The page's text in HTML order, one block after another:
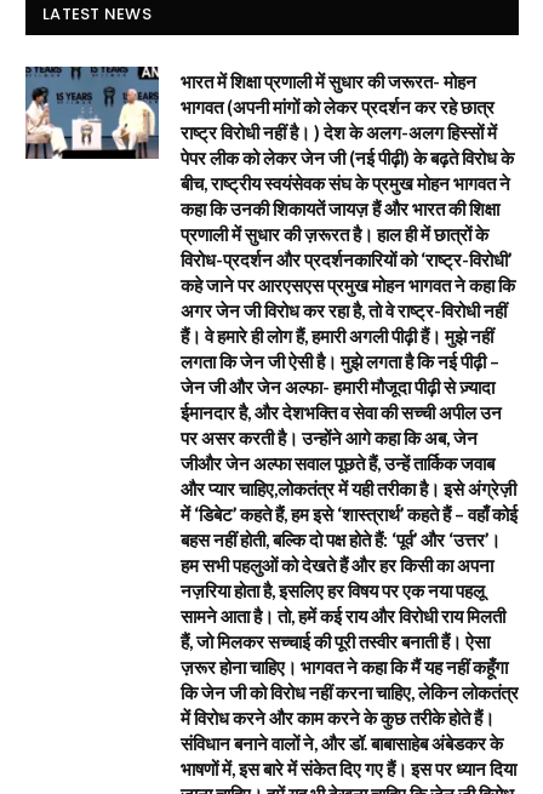
LATEST NEWS
भारत में शिक्षा प्रणाली में सुधार की जरूरत- मोहन
भागवत (अपनी मांगों को लेकर प्रदर्शन कर रहे छात्र
राष्ट्र विरोधी नहीं है। ) देश के अलग-अलग हिस्सों में
पेपर लीक को लेकर जेन जी (नई पीढ़ी) के बढ़ते विरोध के
बीच, राष्ट्रीय स्वयंसेवक संघ के प्रमुख मोहन भागवत ने
कहा कि उनकी शिकायतें जायज़ हैं और भारत की शिक्षा
प्रणाली में सुधार की ज़रूरत है। हाल ही में छात्रों के
विरोध-प्रदर्शन और प्रदर्शनकारियों को ‘राष्ट्र-विरोधी’
कहे जाने पर आरएसएस प्रमुख मोहन भागवत ने कहा कि
अगर जेन जी विरोध कर रहा है, तो वे राष्ट्र-विरोधी नहीं
हैं। वे हमारे ही लोग हैं, हमारी अगली पीढ़ी हैं। मुझे नहीं
लगता कि जेन जी ऐसी है। मुझे लगता है कि नई पीढ़ी –
जेन जी और जेन अल्फा- हमारी मौजूदा पीढ़ी से ज़्यादा
ईमानदार है, और देशभक्ति व सेवा की सच्ची अपील उन
पर असर करती है। उन्होंने आगे कहा कि अब, जेन
जीऔर जेन अल्फा सवाल पूछते हैं, उन्हें तार्किक जवाब
और प्यार चाहिए,लोकतंत्र में यही तरीका है। इसे अंग्रेज़ी
में ‘डिबेट’ कहते हैं, हम इसे ‘शास्त्रार्थ’ कहते हैं – वहाँ कोई
बहस नहीं होती, बल्कि दो पक्ष होते हैं: ‘पूर्व’ और ‘उत्तर’।
हम सभी पहलुओं को देखते हैं और हर किसी का अपना
नज़रिया होता है, इसलिए हर विषय पर एक नया पहलू
सामने आता है। तो, हमें कई राय और विरोधी राय मिलती
हैं, जो मिलकर सच्चाई की पूरी तस्वीर बनाती हैं। ऐसा
ज़रूर होना चाहिए। भागवत ने कहा कि मैं यह नहीं कहूँगा
कि जेन जी को विरोध नहीं करना चाहिए, लेकिन लोकतंत्र
में विरोध करने और काम करने के कुछ तरीके होते हैं।
संविधान बनाने वालों ने, और डॉ. बाबासाहेब अंबेडकर के
भाषणों में, इस बारे में संकेत दिए गए हैं। इस पर ध्यान दिया